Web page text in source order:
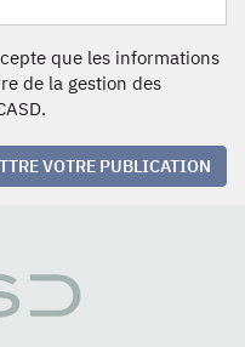
que les informations
de la gestion des
VOTRE PUBLICATION